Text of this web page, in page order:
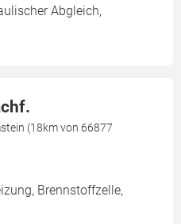
Abgleich,
(18km von 66877
Brennstoffzelle,